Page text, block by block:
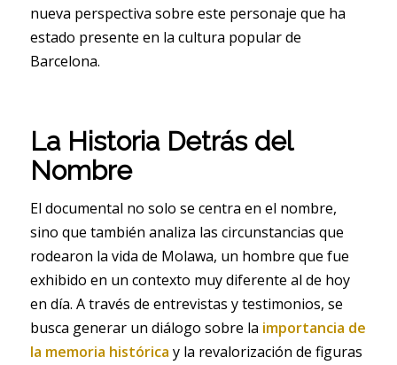
nueva perspectiva sobre este personaje que ha
estado presente en la cultura popular de
Barcelona.
La Historia Detrás del
Nombre
El documental no solo se centra en el nombre,
sino que también analiza las circunstancias que
rodearon la vida de Molawa, un hombre que fue
exhibido en un contexto muy diferente al de hoy
en día. A través de entrevistas y testimonios, se
busca generar un diálogo sobre la importancia de
la memoria histórica y la revalorización de figuras